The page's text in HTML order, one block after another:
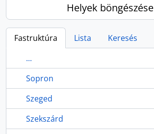
Helyek böngészése
Fastruktúra Lista
Keresés
...
Sopron
Szeged
Szekszárd